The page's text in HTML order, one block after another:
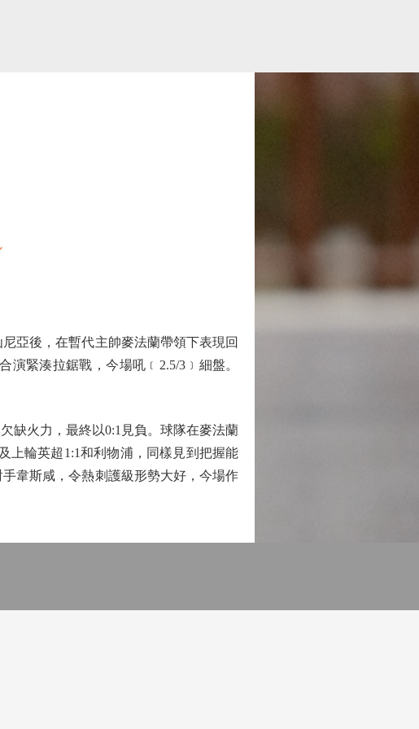
亞後，在暫代主帥麥法蘭帶領下表現回
緊湊拉鋸戰，今場吼﹝2.5/3﹞細盤。
火力，最終以0:1見負。球隊在麥法蘭
上輪英超1:1和利物浦，同樣見到把握能
韋斯咸，令熱刺護級形勢大好，今場作